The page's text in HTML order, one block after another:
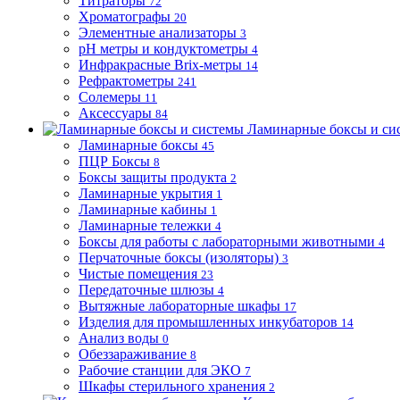
Хроматографы 20
Элементные анализаторы 3
pH метры и кондуктометры 4
Инфракрасные Brix-метры 14
Рефрактометры 241
Солемеры 11
Аксессуары 84
Ламинарные боксы и
Ламинарные боксы 45
ПЦР Боксы 8
Боксы защиты продукта 2
Ламинарные укрытия 1
Ламинарные кабины 1
Ламинарные тележки 4
Боксы для работы с лабораторными животными 4
Перчаточные боксы (изоляторы) 3
Чистые помещения 23
Передаточные шлюзы 4
Вытяжные лабораторные шкафы 17
Изделия для промышленных инкубаторов 14
Анализ воды 0
Обеззараживание 8
Рабочие станции для ЭКО 7
Шкафы стерильного хранения 2